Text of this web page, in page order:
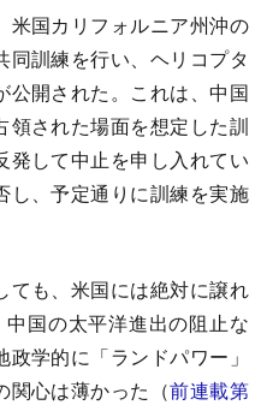
国カリフォルニア州沖の
訓練を行い、ヘリコプタ
公開された。これは、中国
領された場面を想定した訓
発して中止を申し入れてい
し、予定通りに訓練を実施
も、米国には絶対に譲れ
国の太平洋進出の阻止な
学的に「ランドパワー」
関心は薄かった（前連載第